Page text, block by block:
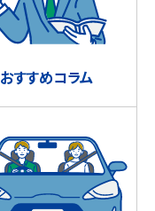
おすすめコラム